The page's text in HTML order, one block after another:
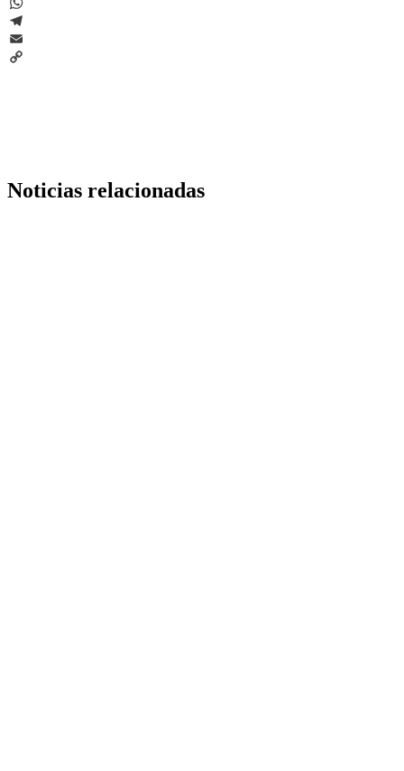
WhatsApp
Telegram
Email
Noticias relacionadas